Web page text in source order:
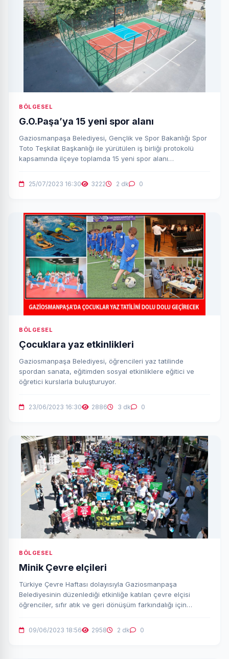
BÖLGESEL
G.O.Paşa’ya 15 yeni spor alanı
Gaziosmanpaşa Belediyesi, Gençlik ve Spor Bakanlığı Spor
Toto Teşkilat Başkanlığı ile yürütülen iş birliği protokolü
kapsamında ilçeye toplamda 15 yeni spor alanı
25/07/2023 16:30 3222 2 dk 0
BÖLGESEL
Çocuklara yaz etkinlikleri
Gaziosmanpaşa Belediyesi, öğrencileri yaz tatilinde
spordan sanata, eğitimden sosyal etkinliklere eğitici ve
öğretici kurslarla buluşturuyor.
23/06/2023 16:30 2886 3 dk 0
BÖLGESEL
Minik Çevre elçileri
Türkiye Çevre Haftası dolayısıyla Gaziosmanpaşa
Belediyesinin düzenlediği etkinliğe katılan çevre elçisi
öğrenciler, sıfır atık ve geri dönüşüm farkındalığı için
09/06/2023 18:56 2958 2 dk 0